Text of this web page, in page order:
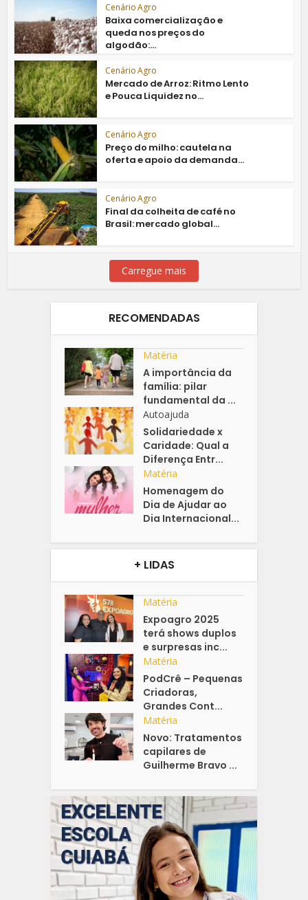
Cenário Agro
Baixa comercialização e
queda nos preços do
algodão:...
Cenário Agro
Mercado de Arroz: Ritmo Lento
e Pouca Liquidez no...
Cenário Agro
Preço do milho: cautela na
oferta e apoio da demanda...
Cenário Agro
Final da colheita de café no
Brasil: mercado global...
Carregue mais
RECOMENDADAS
Matéria
A importância da
família: pilar
fundamental da ...
Autoajuda
Solidariedade x
Caridade: Qual a
Diferença Entr...
Matéria
Homenagem do
Dia de Ajudar ao
Dia Internacional...
+ LIDAS
Matéria
Expoagro 2025
terá shows duplos
e surpresas inc...
Matéria
PodCrê – Pequenas
Criadoras,
Grandes Cont...
Matéria
Novo: Tratamentos
capilares de
Guilherme Bravo ...